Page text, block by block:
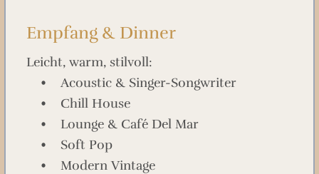
Empfang & Dinner
Leicht, warm, stilvoll:
• Acoustic & Singer-Songwriter
• Chill House
• Lounge & Café Del Mar
• Soft Pop
• Modern Vintage